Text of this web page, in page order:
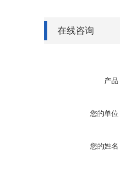
在线咨询
产品
您的单位
您的姓名